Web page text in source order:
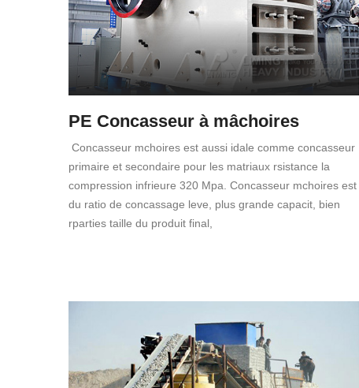
PE Concasseur à mâchoires
Concasseur mchoires est aussi idale comme concasseur
primaire et secondaire pour les matriaux rsistance la
compression infrieure 320 Mpa. Concasseur mchoires est
du ratio de concassage leve, plus grande capacit, bien
rparties taille du produit final,